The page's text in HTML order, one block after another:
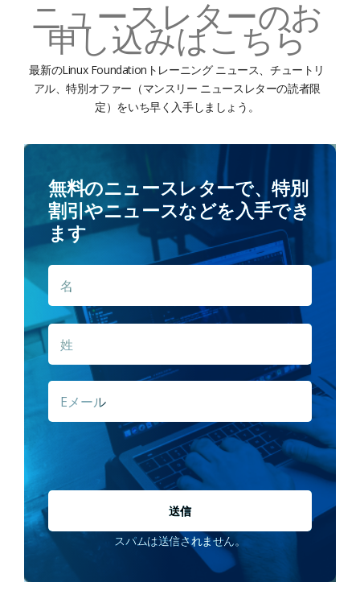
製品ラインのような高度なトピックについて語っている点
です。このコースは良いアプローチで、ソフトウェア チー
ムがソフトウェア製品ラインのメソッドを使用できるよう
になります。
私は学んだことをとても気に入りました。最初はとても困
難でしたが、それでもとても興味を持っていました。
2023 年 9 月
エンジニアリングの知識をわかりやすくまとめたもので、
組み込みソフトウェアに関する専門知識はほとんどありま
せん。
2023年6月
情報が簡潔で分かりやすくてよかったです。約束どおり、
このトピックの概要を見事に説明しました。
2023年4月
ソフトウェア開発に関する非常に興味深い情報を提供しま
ニュースレターのお
申し込みはこちら
最新のLinux Foundationトレーニング ニュース、チュートリ
アル、特別オファー（マンスリー ニュースレターの読者限
定）をいち早く入手しましょう。
無料のニュースレターで、特別
割引やニュースなどを入手でき
ます
名
E
ー
スパムは送信されません。